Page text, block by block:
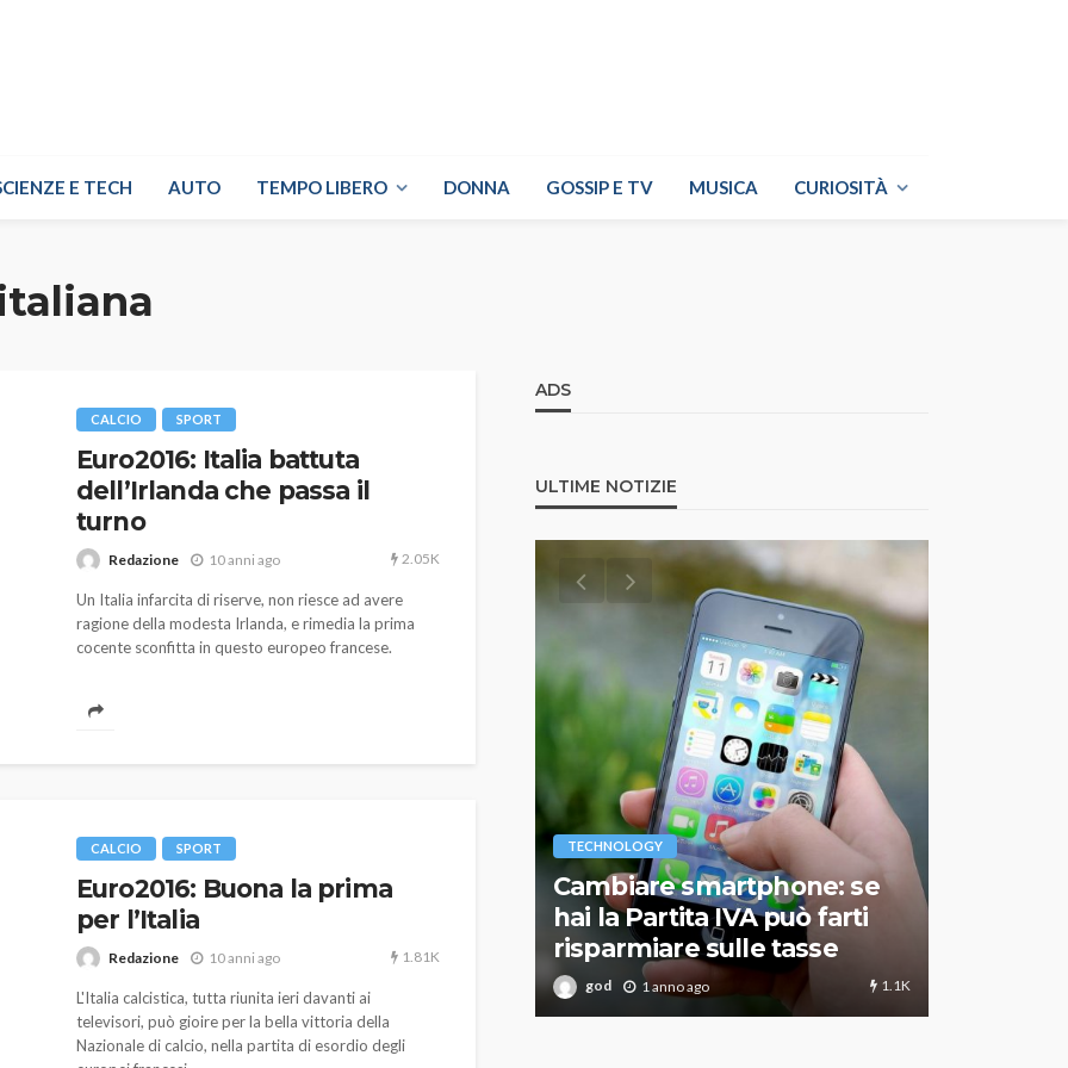
E TECH AUTO TEMPO LIBERO DONNA GOSSIP E TV MUSICA CURIOSITÀ
CALCIO SPORT
Euro2016: Italia battuta
dell’Irlanda che passa il
turno
Redazione 10 anni ago 2.05K
Un Italia infarcita di riserve, non riesce ad avere
ragione della modesta Irlanda, e rimedia la prima
cocente sconfitta in questo europeo francese.
CALCIO SPORT
Euro2016: Buona la prima
per l’Italia
Redazione 10 anni ago 1.81K
L'Italia calcistica, tutta riunita ieri davanti ai
televisori, può gioire per la bella vittoria della
Nazionale di calcio, nella partita di esordio degli
ADS
ULTIME NOTIZIE
prato
Davis: tennis mondiale e
passione per
l’automobilismo
abbracciano la stessa causa
TECHNOLOGY
Cambiare smartphone: se
hai la Partita IVA può farti
risparmiare sulle tasse
god 1 anno ago 1.1K